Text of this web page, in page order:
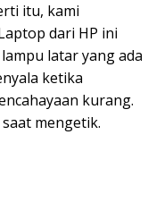
itu, kami
dari HP ini
latar yang ada
ketika
kurang.
mengetik.